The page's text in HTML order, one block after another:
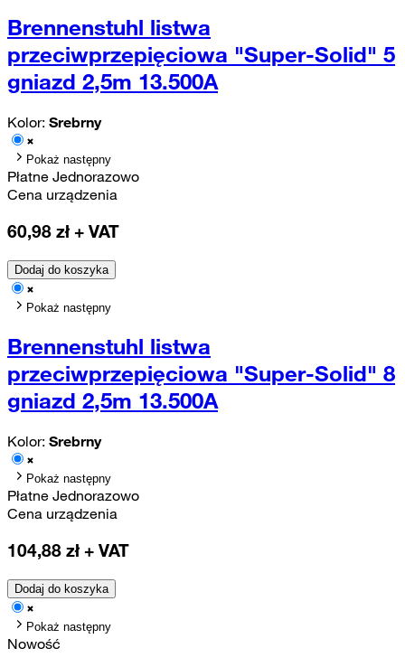
Brennenstuhl listwa
przeciwprzepięciowa "Super-Solid" 5
gniazd 2,5m 13.500A
Kolor: Srebrny
Pokaż następny
Płatne Jednorazowo
Cena urządzenia
60,98 zł + VAT
Dodaj do koszyka
Pokaż następny
Brennenstuhl listwa
przeciwprzepięciowa "Super-Solid" 8
gniazd 2,5m 13.500A
Kolor: Srebrny
Pokaż następny
Płatne Jednorazowo
Cena urządzenia
104,88 zł + VAT
Dodaj do koszyka
Pokaż następny
Nowość